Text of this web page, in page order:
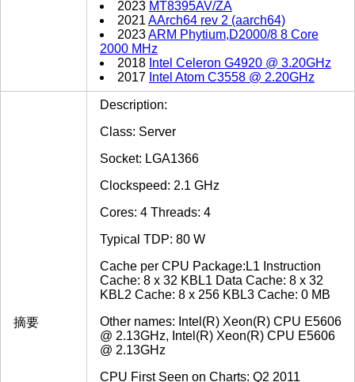
2023 MT8395AV/ZA
2021AArch64 rev 2 (aarch64)
2023ARM Phytium,D2000/8 8 Core
2000 MHz
2018 Intel Celeron G4920 @ 3.20GHz
2017 Intel Atom C3558 @ 2.20GHz
摘要
Description:
Class: Server
Socket: LGA1366
Clockspeed: 2.1 GHz
Cores: 4 Threads: 4
Typical TDP: 80 W
Cache per CPU Package:L1 Instruction
Cache: 8 x 32 KBL1 Data Cache: 8 x 32
KBL2 Cache: 8 x 256 KBL3 Cache: 0 MB
Other names: Intel(R) Xeon(R) CPU E5606
@ 2.13GHz, Intel(R) Xeon(R) CPU E5606
@ 2.13GHz
CPU First Seen on Charts: Q2 2011